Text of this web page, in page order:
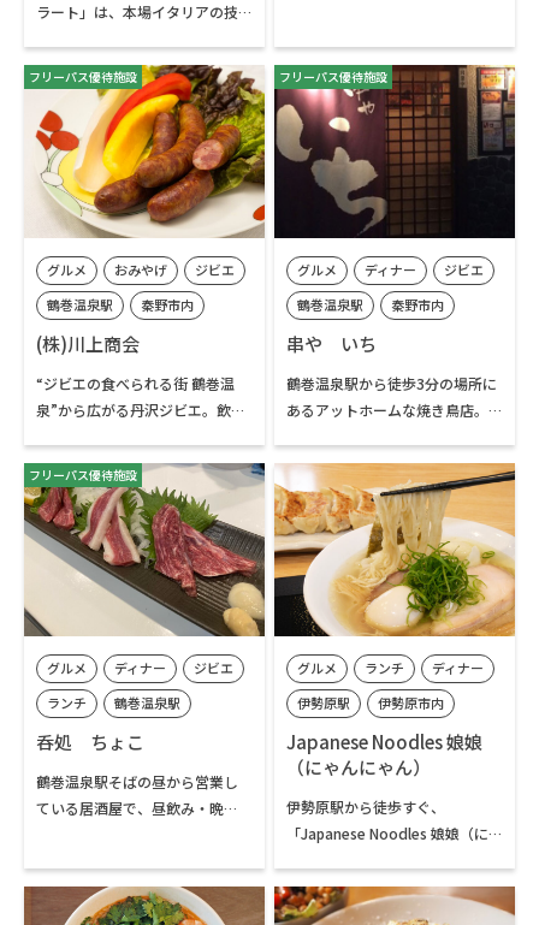
ラート」は、本場イタリアの技
ト専門店です。店主は国内のデザ
ートコンテストでの優勝や世界
大会出場の経験を持つ実力派で
す。イタリアでの修行中、自作の
味を「そよ風（アリエッタ）が
届いた！」と、絶賛された感動
を胸に、日々28種のフレーバー
めとする近隣の地域の恵みを活
かした至福のジェラートを味わ
ラム肉が美味しいと評判のお店
で、名物のジンギスカンを味わ
いに地元の方を中心に都内や横
浜、県外など遠方からもお客様
が訪れる人気店です。丹沢方面の
山容が見えるテラス席もありま
ラム肉を使った料理以外のメニ
ューもあり、甘味類も。弘法山
の食事にぴったりのお店です。
フリーパス優待施設
グルメ おみやげ
ジビエ
鶴巻温泉駅
秦野市内
鶴巻温泉エリア
(株)川上商会
“ジビエの食べられる街 鶴巻温
泉”から広がる丹沢ジビエ。飲食
野エリアの魅力を発信していま
す。
フリーパス優待施設
グルメ ディナー
ジビエ
鶴巻温泉駅
秦野市内
鶴巻温泉エリア
串や いち
鶴巻温泉駅から徒歩3分の場所に
あるアットホームな焼き鳥店。
楽しんだ方、観光客の方、地元
の方のくつろぎのある『時間』
を提供してくれます。
フリーパス優待施設
グルメ ディナー
ジビエ
ランチ
鶴巻温泉駅
秦野市内
鶴巻温泉エリア
呑処 ちょこ
鶴巻温泉駅そばの昼から営業し
ている居酒屋で、昼飲み・晩
ます。登山後の乾杯にぴったりな
お店です。
グルメ ランチ
ディナー
伊勢原駅
伊勢原市内
Japanese Noodles 娘娘
（にゃんにゃん）
伊勢原駅から徒歩すぐ、
「Japanese Noodles 娘娘（に
ングなど伊勢原散策の食事にお
薦めです。フレンチやイタリアン